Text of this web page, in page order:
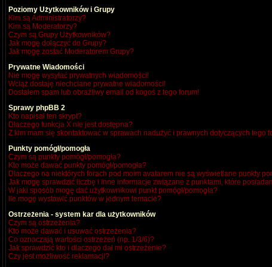
Poziomy Użytkowników i Grupy
Kim są Administratorzy?
Kim są Moderatorzy?
Czym są Grupy Użytkowników?
Jak mogę dołączyć do Grupy?
Jak mogę zostać Moderatorem Grupy?
Prywatne Wiadomości
Nie mogę wysyłać prywatnych wiadomości!
Wciąż dostaję niechciane prywatne wiadomości!
Dostałem spam lub obraźliwy email od kogoś z tego forum!
Sprawy phpBB 2
Kto napisał ten skrypt?
Dlaczego funkcja X nie jest dostępna?
Z kim mam się skontaktować w sprawach nadużyć i prawnych dotyczących tego
Punkty pomógł/pomogła
Czym są punkty pomógł/pomogła?
Kto może dawać punkty pomógł/pomogła?
Dlaczego na niektórych forach pod moim avatarem nie są wyświetlane punkty
Jak mogę sprawdzić liczbę i inne informacje związane z punktami, które
W jaki sposób mogę dać użytkownikowi punkt pomógł/pomogła?
Ile mogę wystawić punktów w jednym temacie?
Ostrzeżenia - system kar dla użytkowników
Czym są ostrzeżenia?
Kto może dawać i usuwać ostrzeżenia?
Co oznaczają wartości ostrzeżeń (np. 1/3/6)?
Jak sprawdzić kto i dlaczego dał mi ostrzeżenie?
Czy jest możliwość reklamacji?